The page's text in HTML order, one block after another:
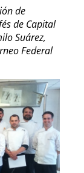
de
de Capital
Suárez,
Federal